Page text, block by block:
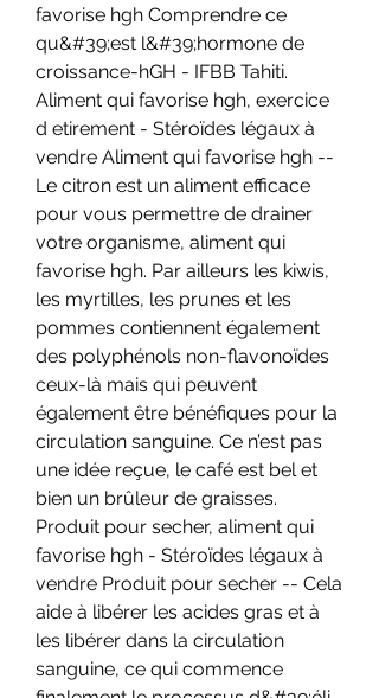
favorise hgh Comprendre ce
qu&#39;est l&#39;hormone de
croissance-hGH - IFBB Tahiti.
Aliment qui favorise hgh, exercice
d etirement - Stéroïdes légaux à
vendre Aliment qui favorise hgh --
Le citron est un aliment efficace
pour vous permettre de drainer
votre organisme, aliment qui
favorise hgh. Par ailleurs les kiwis,
les myrtilles, les prunes et les
pommes contiennent également
des polyphénols non-flavonoïdes
ceux-là mais qui peuvent
également être bénéfiques pour la
circulation sanguine. Ce n’est pas
une idée reçue, le café est bel et
bien un brûleur de graisses.
Produit pour secher, aliment qui
favorise hgh - Stéroïdes légaux à
vendre Produit pour secher -- Cela
aide à libérer les acides gras et à
les libérer dans la circulation
sanguine, ce qui commence